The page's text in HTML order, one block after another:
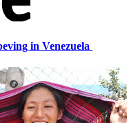
in Venezuela